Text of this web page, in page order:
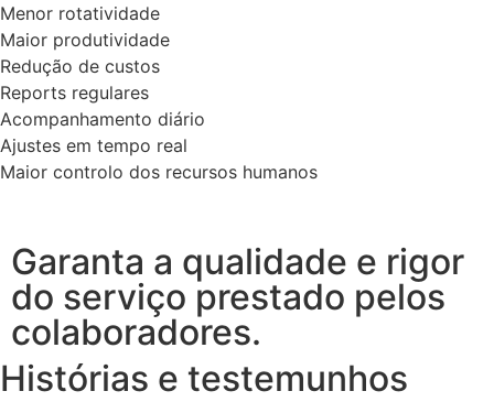
Menor rotatividade
Maior produtividade
Redução de custos
Reports regulares
Acompanhamento diário
Ajustes em tempo real
Maior controlo dos recursos humanos
Garanta a qualidade e rigor
do serviço prestado pelos
colaboradores.
Histórias e testemunhos